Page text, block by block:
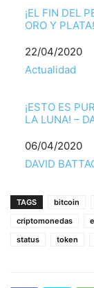
¡EL FIN DEL
ORO Y
Fecha
22/04/2020
Respecto a
Actualidad
¡ESTO ES
LA LUNA! –
Fecha
06/04/2020
Respecto a
DAVID
TAGS bitcoin
criptomonedas
status
token